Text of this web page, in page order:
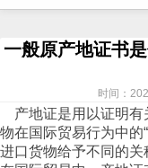
一般原产地证书
时间：
产地证是用以证明有
物在国际贸易行为中的
进口货物给予不同的